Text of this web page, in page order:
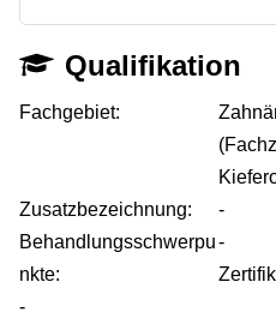
Qualifikation
Fachgebiet:
Zusatzbezeichnung:
-
Behandlungsschwerpu
nkte:
-
-